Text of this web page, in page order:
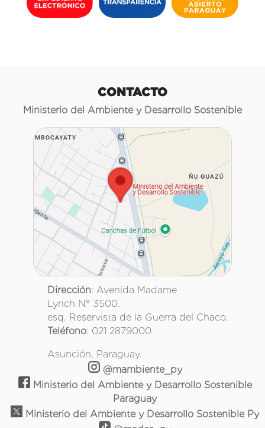
CONTACTO
Ministerio del Ambiente y Desarrollo Sostenible
Dirección: Avenida Madame
Lynch N° 3500.
esq. Reservista de la Guerra del Chaco.
Teléfono: 021 2879000
Asunción, Paraguay.
@mambiente_py
Ministerio del Ambiente y Desarrollo Sostenible
Paraguay
Ministerio del Ambiente y Desarrollo Sostenible Py